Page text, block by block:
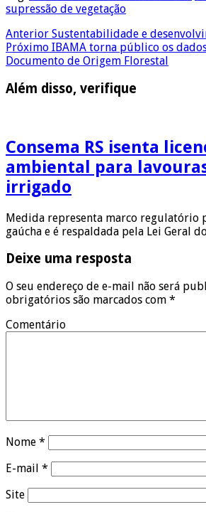
supressão de vegetação
Anterior Sustentabilidade e
Próximo IBAMA torna público os
Documento de Origem Florestal
Além disso, verifique
Consema RS isenta
ambiental para
irrigado
Medida representa marco regulatório
gaúcha e é respaldada pela Lei Geral
Deixe uma resposta
O seu endereço de e-mail não será
obrigatórios são marcados com *
Comentário
Nome *
E-mail *
Site